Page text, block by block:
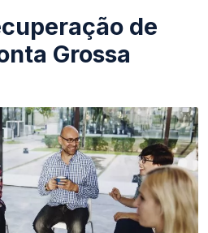
de
Grossa